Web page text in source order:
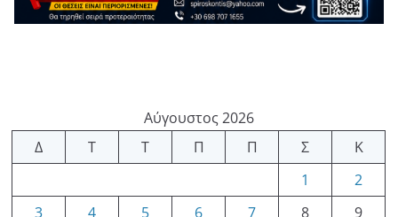
Αύγουστος 2026
Δ
Τ Τ Π Π Σ
Κ
1
2
3
4 5 6 7 8
9